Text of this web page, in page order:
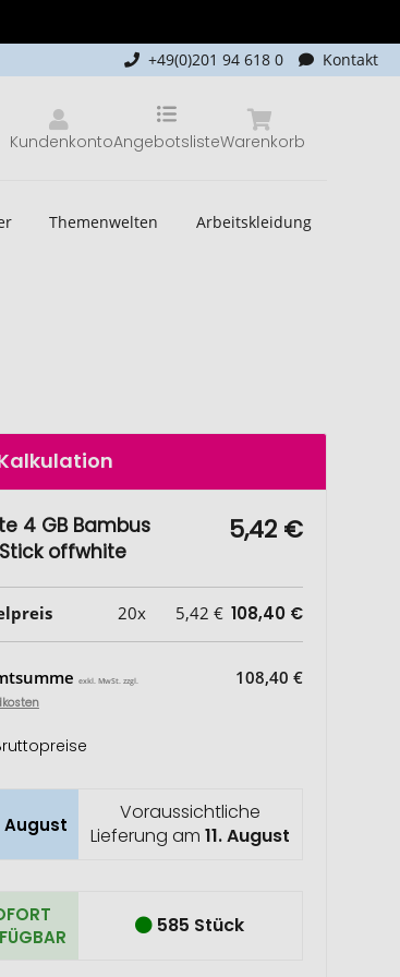
+49(0)201 94 618 0 Kontakt
Kundenkonto Warenkorb
Angebotsliste
Themenwelten Arbeitskleidung
4 GB Bambus
offwhite
5,42 €
20x 5,42 € 108,40 €
exkl. MwSt. zzgl. 108,40 €
August
Voraussichtliche
Lieferung am 11. August
585 Stück